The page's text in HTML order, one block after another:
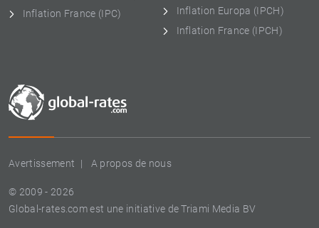
Avertissement A propos de nous
© 2009 - 2026
Global-rates.com est une initiative de Triami Media BV
Inflation France (IPC)
Inflation Europa (IPCH)
Inflation France (IPCH)